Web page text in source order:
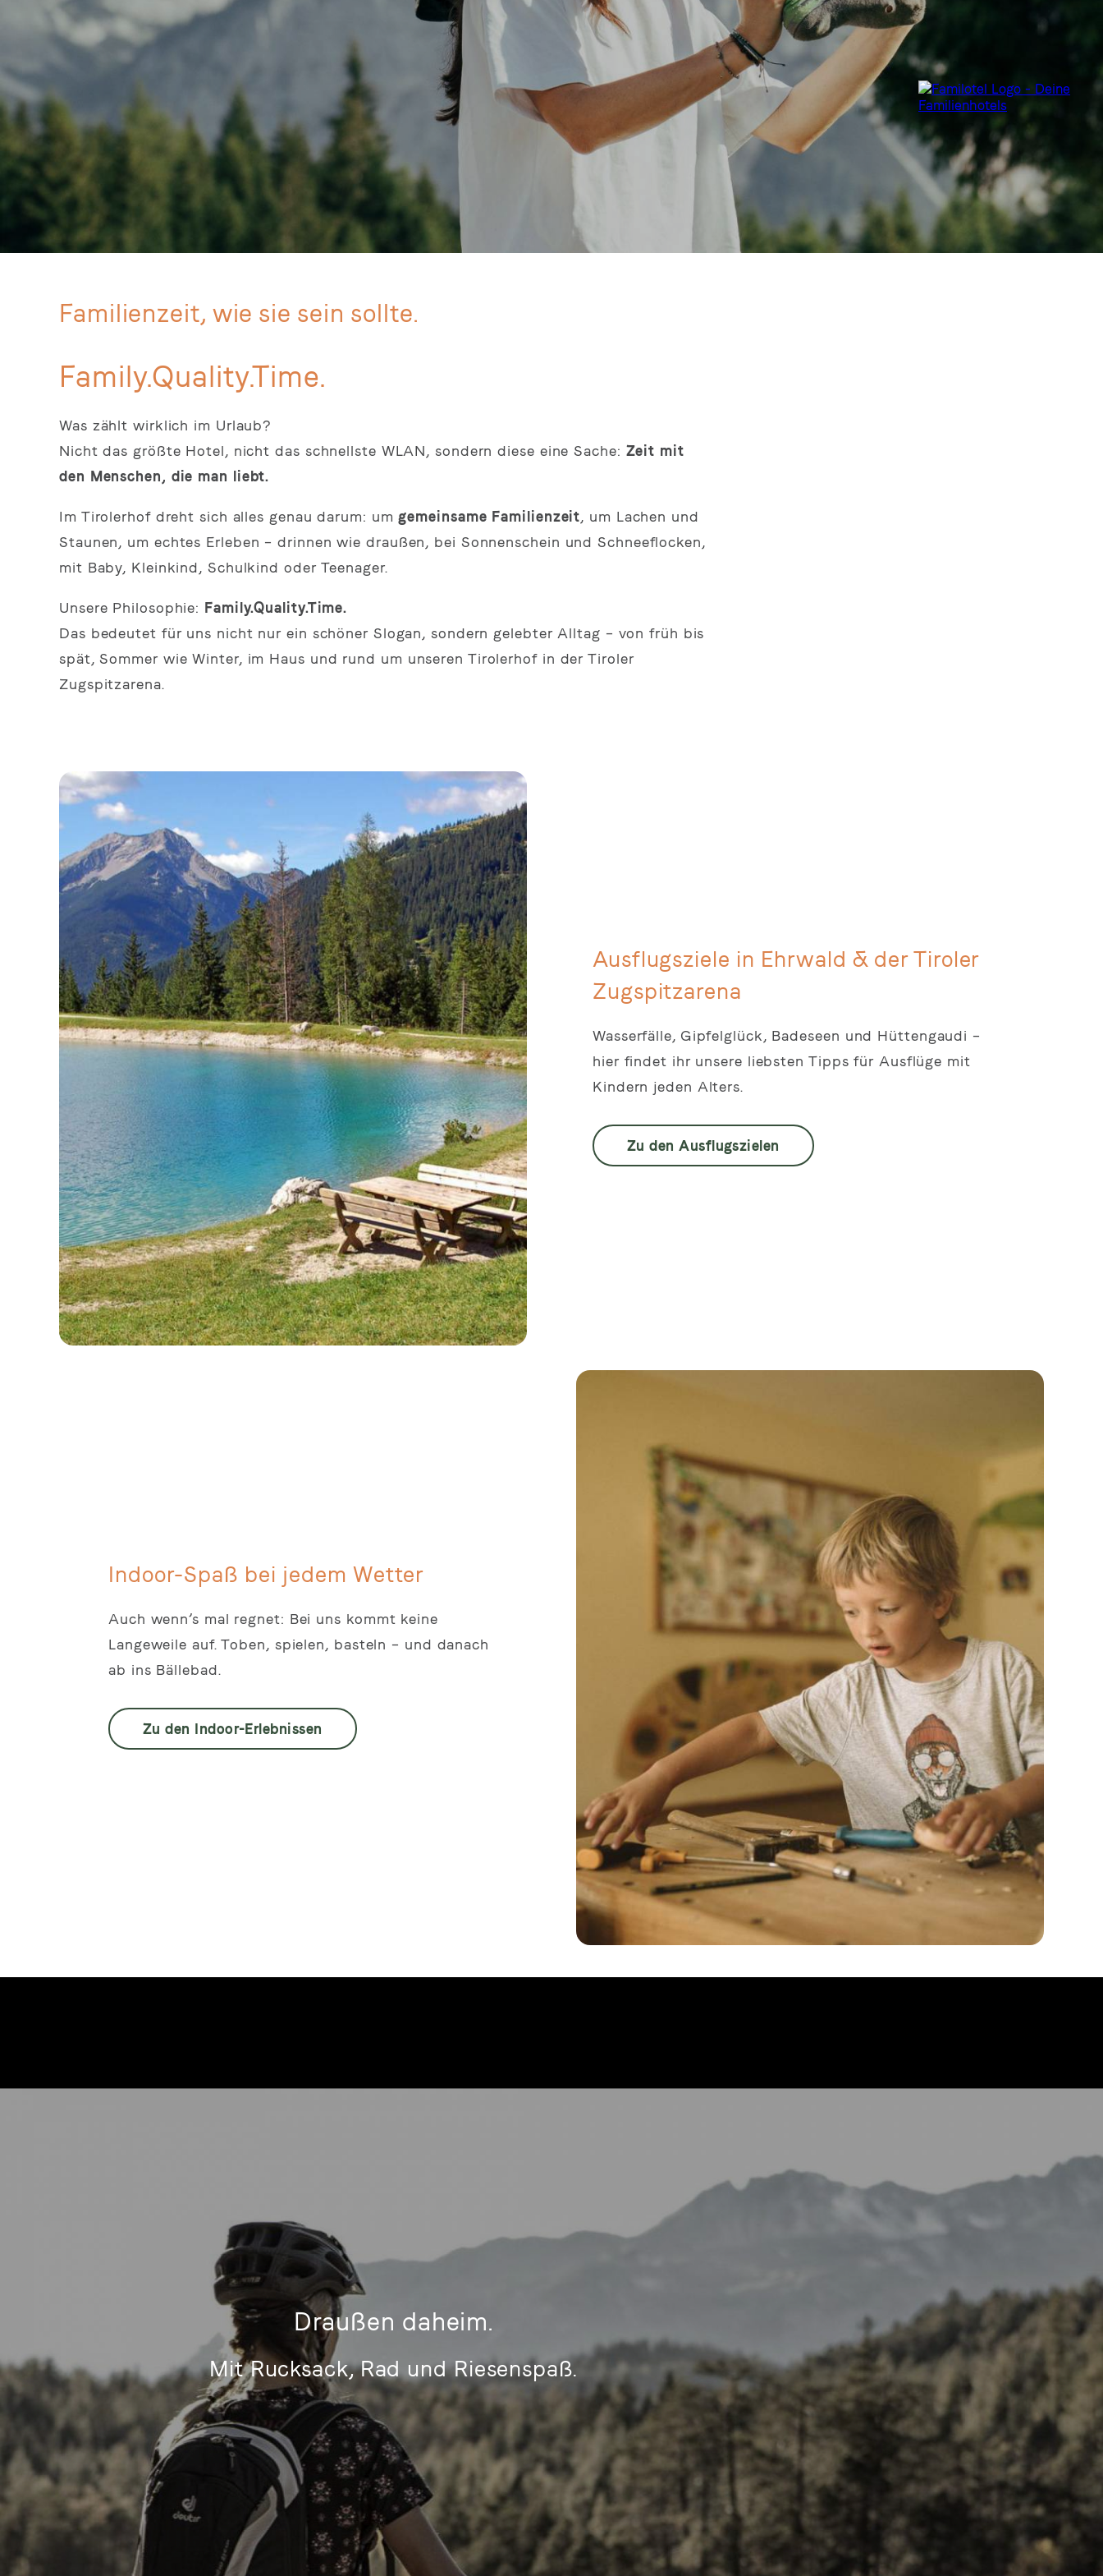
Familienzeit, wie sie sein sollte.
Family.Quality.Time.
Was zählt wirklich im Urlaub?
Nicht das größte Hotel, nicht das schnellste WLAN, sondern diese eine Sache: Zeit mit
den Menschen, die man liebt.
Im Tirolerhof dreht sich alles genau darum: umgemeinsame Familienzeit, um Lachen und
Staunen, um echtes Erleben – drinnen wie draußen, bei Sonnenschein und Schneeflocken,
mit Baby, Kleinkind, Schulkind oder Teenager.
Unsere Philosophie: Family.Quality.Time.
Das bedeutet für uns nicht nur ein schöner Slogan, sondern gelebter Alltag – von früh bis
spät, Sommer wie Winter, im Haus und rund um unseren Tirolerhof in der Tiroler
Zugspitzarena.
Ausflugsziele in Ehrwald & der Tiroler
Zugspitzarena
Wasserfälle, Gipfelglück, Badeseen und Hüttengaudi –
hier findet ihr unsere liebsten Tipps für Ausflüge mit
Kindern jeden Alters.
Zu den Ausflugszielen
Indoor-Spaß bei jedem Wetter
Auch wenn’s mal regnet: Bei uns kommt keine
Langeweile auf. Toben, spielen, basteln – und danach
ab ins Bällebad.
Zu den Indoor-Erlebnissen
Draußen daheim.
Mit Rucksack, Rad und Riesenspaß.